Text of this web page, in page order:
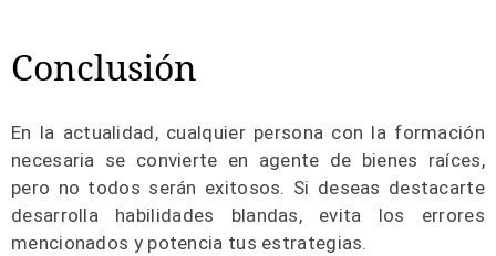
Conclusión
En la actualidad, cualquier persona con la formación
necesaria se convierte en agente de bienes raíces,
pero no todos serán exitosos. Si deseas destacarte
desarrolla habilidades blandas, evita los errores
mencionados y potencia tus estrategias.